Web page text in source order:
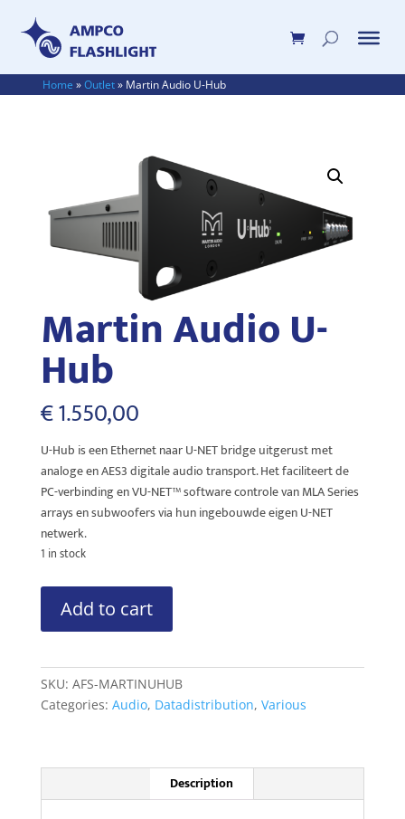
Home »Outlet» Martin Audio U-Hub
Martin Audio U-
Hub
€1.550,00
U-Hub is een Ethernet naar U-NET bridge uitgerust met
analoge en AES3 digitale audio transport. Het faciliteert de
PC-verbinding en VU-NET™ software controle van MLA Series
arrays en subwoofers via hun ingebouwde eigen U-NET
netwerk.
1 in stock
Audio
U-
quantity
Add to cart
SKU: AFS-MARTINUHUB
Categories: Audio, Datadistribution, Various
Description